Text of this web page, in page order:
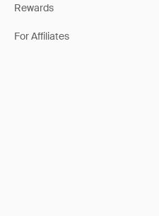
Rewards
For Affiliates